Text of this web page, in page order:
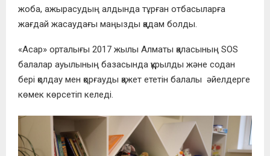
жоба, ажырасудың алдында тұрған отбасыларға
жағдай жасаудағы маңызды қадам болды.
«Асар» орталығы 2017 жылы Алматы қаласының SOS
балалар ауылының базасында құрылды және содан
бері қолдау мен қорғауды қажет ететін балалы әйелдерге
көмек көрсетіп келеді.